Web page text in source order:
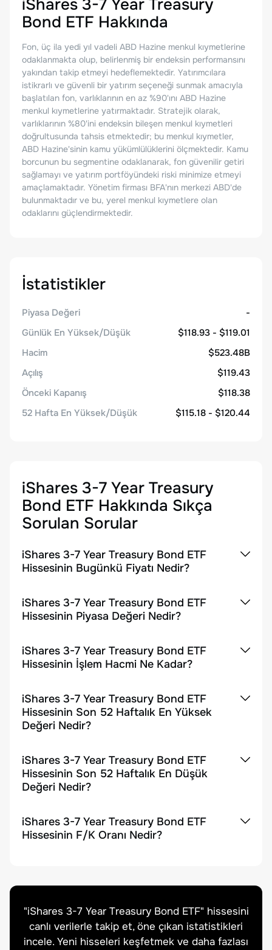
iShares 3-7 Year Treasury
Bond ETF Hakkında
Fon, üç ila yedi yıl vadeli ABD Hazine menkul kıymetlerine
odaklanmakta olup, belirlenmiş bir endeksin performansını
yakından takip etmeyi hedeflemektedir. Yatırımcılara
istikrarlı ve güvenli bir yatırım seçeneği sunmak amacıyla
başlatılan fon, varlıklarının en az %90'ını ABD Hazine
menkul kıymetlerine yatırmaktadır. Stratejik olarak,
varlıklarının %80'ini endeksin bileşen menkul kıymetleri
doğrultusunda tahsis etmektedir; bu menkul kıymetler,
ABD Hazine'sinin kamu yükümlülüklerini ölçmektedir. Kamu
borcunun bu segmentine odaklanarak, fon güvenilir getiri
sağlamayı ve yatırım portföyündeki riski minimize etmeyi
amaçlamaktadır. Yönetim firması BFA'nın merkezi ABD'de
bulunmaktadır ve bu, yerel menkul kıymetlere olan
odaklarını güçlendirmektedir.
İstatistikler
Piyasa Değeri
-
Günlük En Yüksek/Düşük
$118.93 - $119.01
Hacim
$523.48B
Açılış
$119.43
Önceki Kapanış
$118.38
52 Hafta En Yüksek/Düşük
$115.18 - $120.44
iShares 3-7 Year Treasury
Bond ETF Hakkında Sıkça
Sorulan Sorular
iShares 3-7 Year Treasury Bond ETF
Hissesinin Bugünkü Fiyatı Nedir?
iShares 3-7 Year Treasury Bond ETF
Hissesinin Piyasa Değeri Nedir?
iShares 3-7 Year Treasury Bond ETF
Hissesinin İşlem Hacmi Ne Kadar?
iShares 3-7 Year Treasury Bond ETF
Hissesinin Son 52 Haftalık En Yüksek
Değeri Nedir?
iShares 3-7 Year Treasury Bond ETF
Hissesinin Son 52 Haftalık En Düşük
Değeri Nedir?
iShares 3-7 Year Treasury Bond ETF
Hissesinin F/K Oranı Nedir?
"iShares 3-7 Year Treasury Bond ETF" hissesini
canlı verilerle takip et, öne çıkan istatistikleri
incele. Yeni hisseleri keşfetmek ve daha fazlası